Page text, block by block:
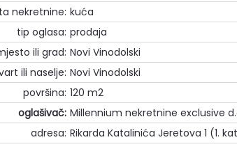
nekretnine: kuća
tip oglasa: prodaja
ili grad: Novi Vinodolski
ili naselje: Novi Vinodolski
površina: 120 m2
oglašivač: Millennium nekretnine exclusive
adresa: Rikarda Katalinića Jeretova 1 (1.